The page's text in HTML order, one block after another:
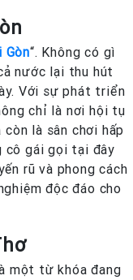
Gòn“. Không có gì
nước lại thu hút
Với sự phát triển
chỉ là nơi hội tụ
là sân chơi hấp
cô gái gọi tại đây
rũ và phong cách
độc đáo cho
một từ khóa đang